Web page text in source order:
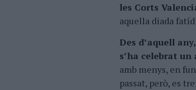
les Corts
aquella diada
Des d’aquell
s’ha celebrat
amb menys, en
passat, però, es